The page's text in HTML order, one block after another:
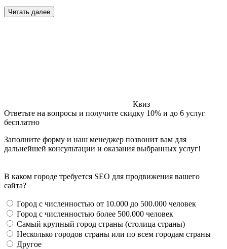
Читать далее
Квиз
Ответьте на вопросы и получите скидку 10% и до 6 услуг
бесплатно
Заполните форму и наш менеджер позвонит вам для
дальнейшей консультации и оказания выбранных услуг!
В каком городе требуется SEO для продвижения вашего
сайта?
Город с численностью от 10.000 до 500.000 человек
Город с численностью более 500.000 человек
Самый крупный город страны (столица страны)
Несколько городов страны или по всем городам страны
Другое